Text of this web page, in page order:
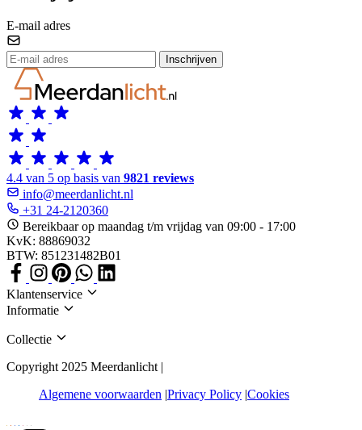
E-mail adres
Inschrijven
4.4 van 5 op basis van 9821 reviews
info@meerdanlicht.nl
+31 24-2120360
Bereikbaar op maandag t/m vrijdag van 09:00 - 17:00
KvK: 88869032
BTW: 851231482B01
Klantenservice
Informatie
Collectie
Copyright 2025 Meerdanlicht |
Algemene voorwaarden Privacy Policy Cookies